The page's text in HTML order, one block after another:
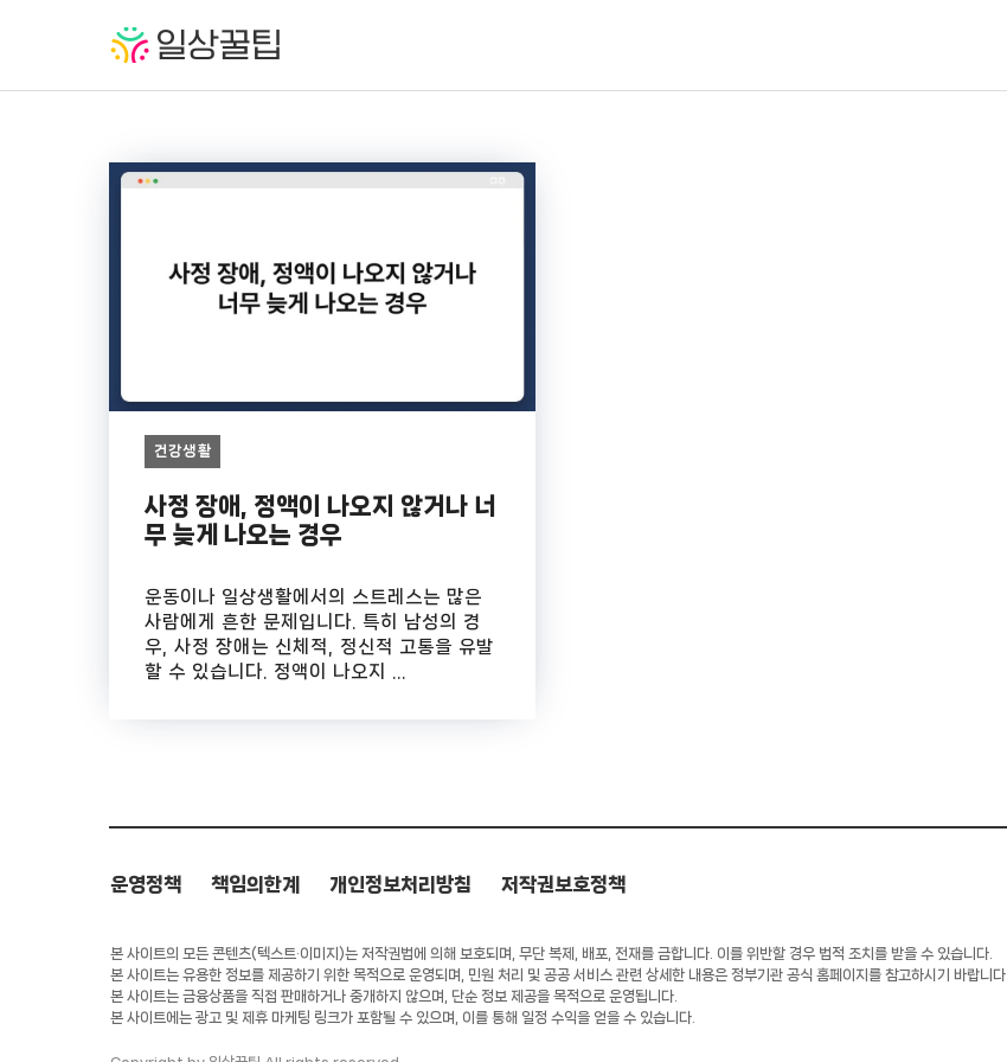
건강생활
사정 장애, 정액이 나오지 않거나 너
무 늦게 나오는 경우
운동이나 일상생활에서의 스트레스는 많은
사람에게 흔한 문제입니다. 특히 남성의 경
우, 사정 장애는 신체적, 정신적 고통을 유발
할 수 있습니다. 정액이 나오지 ...
운영정책 책임의한계 개인정보처리방침 저작권보호정책
본 사이트의 모든 콘텐츠(텍스트·이미지)는 저작권법에 의해 보호되며, 무단 복제, 배포, 전재를 금합니다. 이를 위반할 경우 법적 조치를 받을 수 있습니다.
본 사이트는 유용한 정보를 제공하기 위한 목적으로 운영되며, 민원 처리 및 공공 서비스 관련 상세한 내용은 정부기관 공식 홈페이지를 참고하시기 바랍니다.
본 사이트는 금융상품을 직접 판매하거나 중개하지 않으며, 단순 정보 제공을 목적으로 운영됩니다.
본 사이트에는 광고 및 제휴 마케팅 링크가 포함될 수 있으며, 이를 통해 일정 수익을 얻을 수 있습니다.